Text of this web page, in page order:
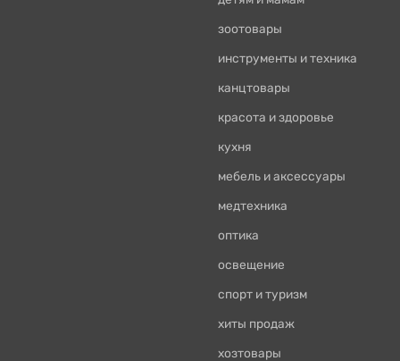
зоотовары
инструменты и техника
канцтовары
красота и здоровье
кухня
мебель и аксессуары
медтехника
оптика
освещение
спорт и туризм
хиты продаж
хозтовары